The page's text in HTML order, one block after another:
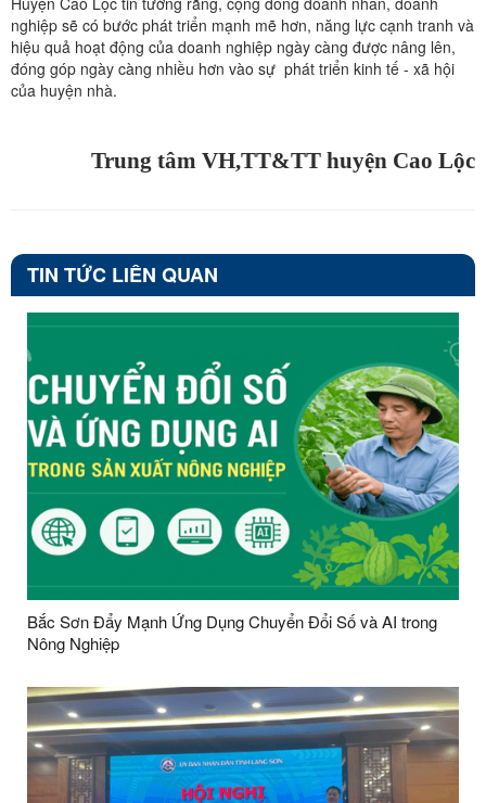
nghiệp sẽ có bước phát triển mạnh mẽ hơn, năng lực cạnh tranh và
hiệu quả hoạt động của doanh nghiệp ngày càng được nâng lên,
đóng góp ngày càng nhiều hơn vào sự phát triển kinh tế - xã hội
của huyện nhà.
Trung tâm VH,TT&TT huyện Cao Lộc
TIN TỨC LIÊN QUAN
Bắc Sơn Đẩy Mạnh Ứng Dụng Chuyển Đổi Số và AI trong
Nông Nghiệp